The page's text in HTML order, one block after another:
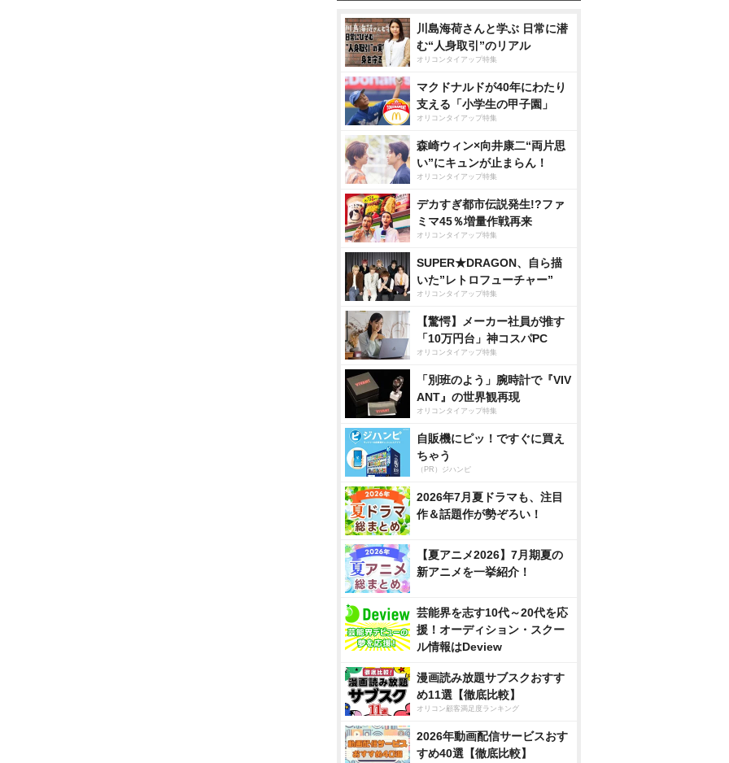
川島海荷さんと学ぶ 日常に潜
む“人身取引”のリアル
オリコンタイアップ特集
マクドナルドが40年にわたり
支える「小学生の甲子園」
オリコンタイアップ特集
森崎ウィン×向井康二“両片思
い”にキュンが止まらん！
オリコンタイアップ特集
デカすぎ都市伝説発生!?ファ
ミマ45％増量作戦再来
オリコンタイアップ特集
SUPER★DRAGON、自ら描
いた”レトロフューチャー”
オリコンタイアップ特集
【驚愕】メーカー社員が推す
「10万円台」神コスパPC
オリコンタイアップ特集
「別班のよう」腕時計で『VIV
ANT』の世界観再現
オリコンタイアップ特集
自販機にピッ！ですぐに買え
ちゃう
（PR）ジハンピ
2026年7月夏ドラマも、注目
作＆話題作が勢ぞろい！
【夏アニメ2026】7月期夏の
新アニメを一挙紹介！
芸能界を志す10代～20代を応
援！オーディション・スクー
ル情報はDeview
漫画読み放題サブスクおすす
め11選【徹底比較】
オリコン顧客満足度ランキング
2026年動画配信サービスおす
すめ40選【徹底比較】